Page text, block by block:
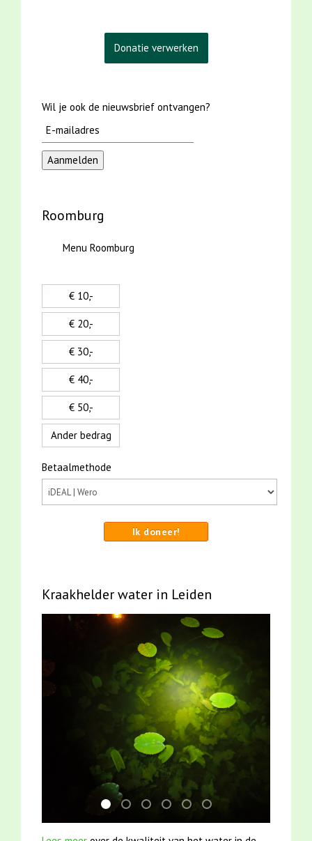
Wil je ook de nieuwsbrief ontvangen?
Roomburg
Menu Roomburg
€ 10,-
€ 20,-
€ 30,-
€ 40,-
€ 50,-
Ander bedrag
Betaalmethode
Ik doneer!
Kraakhelder water in Leiden
jun2021 zaklv 5 snoekje MOOI
smoelenboek fifi en karper nieuwsbrief-
jun2021 28 brasem en rietvoorns
mei2021 1 snoekje elly
karper met kattenklimtouw
mei2021